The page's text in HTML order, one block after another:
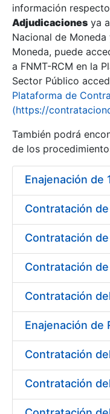
Show/Hide
Show/Hide
información
Adjudicaciones ya
Nacional de
Moneda, puede
a FNMT-RCM en la
Sector Público
Plataforma de
(https://
También podrá
de los